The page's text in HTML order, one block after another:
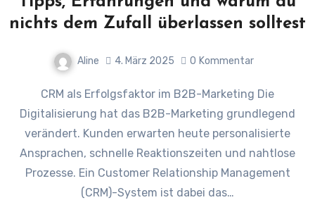
nichts dem Zufall überlassen solltest
Aline 4. März 2025 0 Kommentar
CRM als Erfolgsfaktor im B2B-Marketing Die
Digitalisierung hat das B2B-Marketing grundlegend
verändert. Kunden erwarten heute personalisierte
Ansprachen, schnelle Reaktionszeiten und nahtlose
Prozesse. Ein Customer Relationship Management
(CRM)-System ist dabei das…